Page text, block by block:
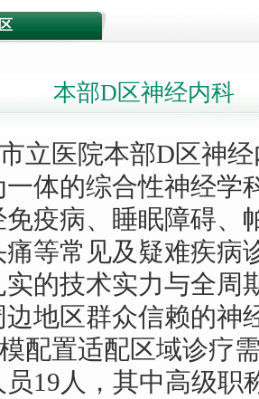
本部D区神经内科
医院本部D区神经
一体的综合性神经学
疫病、睡眠障碍、
等常见及疑难疾病
的技术实力与全周
边地区群众信赖的神
置适配区域诊疗需
19人，其中高级职